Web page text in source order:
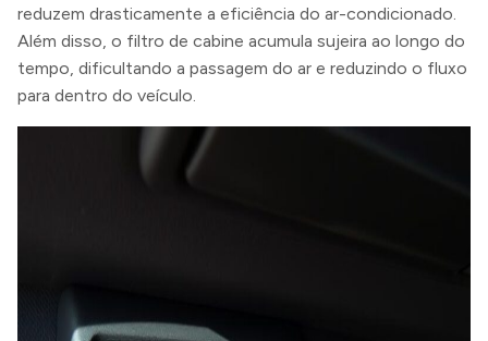
reduzem drasticamente a eficiência do ar-condicionado.
Além disso, o filtro de cabine acumula sujeira ao longo do
tempo, dificultando a passagem do ar e reduzindo o fluxo
para dentro do veículo.